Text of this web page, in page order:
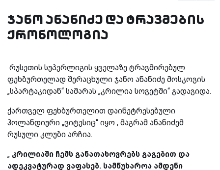
ჯანო ანანიძე და ტრავმების
ქრონოლოგია
რუსეთის სუპერლიგის ყველაზე ტრავმირებულ
ფეხბურთელად შერაცხული ჯანო ანანიძე მოსკოვის
„სპარტაკიდან“ სამარას „კრილია სოვეტში“ გადავიდა.
ქართველ ფეხბურთელით დაინეტრესებული
ჰოლანდიური „ვიტესიც“ იყო , მაგრამ ანანიძემ
რუსული კლუბი არჩია.
„ კრილიაში ჩემს განათახოვრებს გაგებით და
ადეკვატურად ვაფასებ. სამწუხაროა ამდენი